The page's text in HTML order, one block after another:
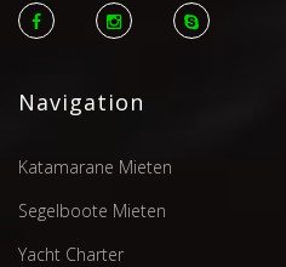
Navigation
Katamarane Mieten
Segelboote Mieten
Yacht Charter